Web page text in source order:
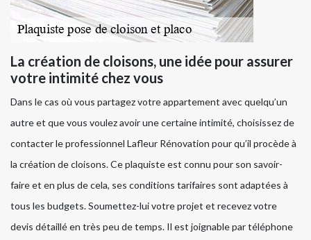
La création de cloisons, une idée pour assurer
votre intimité chez vous
Dans le cas où vous partagez votre appartement avec quelqu’un
autre et que vous voulez avoir une certaine intimité, choisissez de
contacter le professionnel Lafleur Rénovation pour qu’il procède à
la création de cloisons. Ce plaquiste est connu pour son savoir-
faire et en plus de cela, ses conditions tarifaires sont adaptées à
tous les budgets. Soumettez-lui votre projet et recevez votre
devis détaillé en très peu de temps. Il est joignable par téléphone